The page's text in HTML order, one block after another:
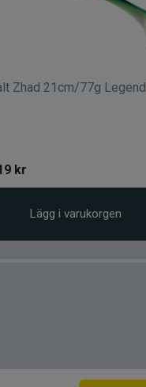
Zhad 21cm/77g Legend
kr
Lägg i varukorgen